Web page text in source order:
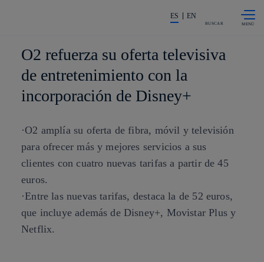
La acción en accionistas e
ES EN
BUSCAR
O2 refuerza su oferta televisiva
de entretenimiento con la
incorporación de Disney+
·O2 amplía su oferta de fibra, móvil y televisión
para ofrecer más y mejores servicios a sus
clientes con cuatro nuevas tarifas a partir de 45
euros.
·Entre las nuevas tarifas, destaca la de 52 euros,
que incluye además de Disney+, Movistar Plus y
Netflix.